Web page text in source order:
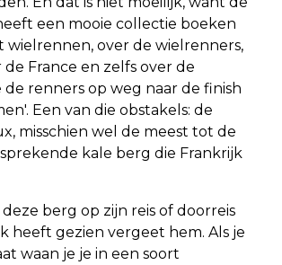
een mooie collectie boeken
wielrennen, over de wielrenners,
France en zelfs over de
de renners op weg naar de finish
Een van die obstakels: de
misschien wel de meest tot de
kale berg die Frankrijk
berg op zijn reis of doorreis
heeft gezien vergeet hem. Als je
waan je je in een soort